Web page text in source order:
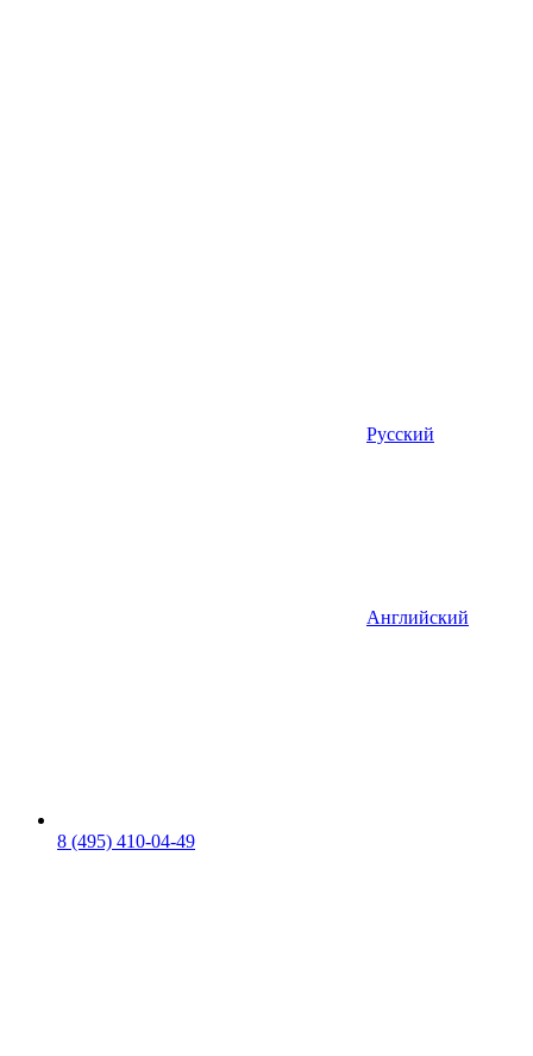
Русский
Английский
8 (495) 410-04-49